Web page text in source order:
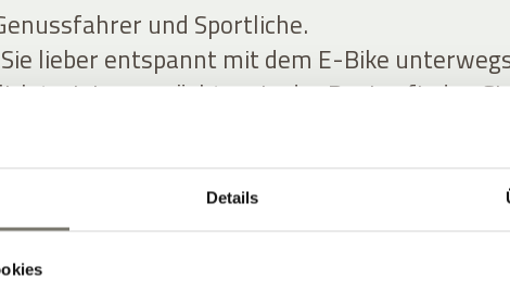
Details
und Sportliche.
Sie lieber entspannt mit dem E-Bike
trainieren möchten: In der Region finden
und E-Bike.